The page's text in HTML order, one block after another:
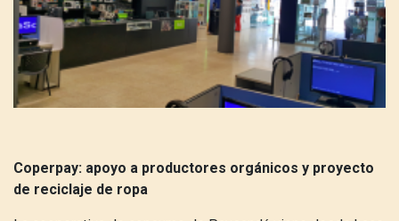
Coperpay: apoyo a productores orgánicos y proyecto
de reciclaje de ropa